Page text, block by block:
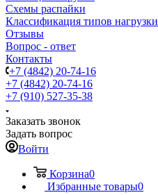
Схемы распайки
Классификация типов нагрузки
Отзывы
Вопрос - ответ
Контакты
+7 (4842) 20-74-16
+7 (4842) 20-74-16
+7 (910) 527-35-38
Заказать звонок
Задать вопрос
Войти
Корзина0
Избранные товары0